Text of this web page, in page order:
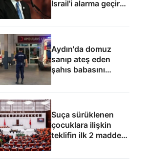
İsrail'i alarma geçirdi:
Aydın'da domuz
sanıp ateş eden
şahıs babasını
Suça sürüklenen
çocuklara ilişkin
teklifin ilk 2 maddesi
kabul edildi